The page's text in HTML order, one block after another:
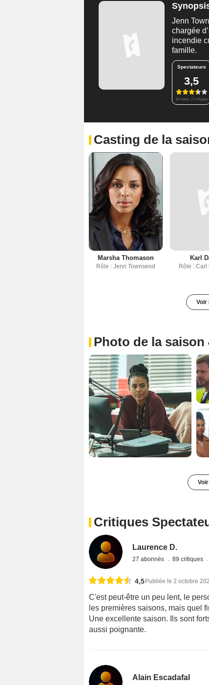
Jenn
chargée
incendie
famille.
Spectateurs
3,5
18 notes, 2 critiques
Casting de la
Marsha Thomason
Rôle : Jenn Townsend
Karl
Rôle : Carl
Voir
Photo de la saison
Critiques
Laurence D.
27 abonnés 89 critiques
4,5Publiée le 2 octobre
C'est peut-être un peu lent, le
les premières saisons, mais quel
Une excellente saison. Ils sont
aussi poignante.
Alain Escadafal